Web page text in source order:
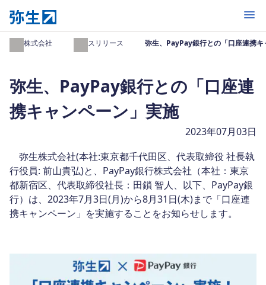
開く
弥生株式会社 プレスリリース 弥生、PayPay銀行との「口座連携キ
弥生、PayPay銀行との「口座連
携キャンペーン」実施
2023年07月03日
弥生株式会社(本社:東京都千代田区、代表取締役 社長執
行役員: 前山貴弘)と、PayPay銀行株式会社（本社：東京
都新宿区、代表取締役社長：田鎖 智人、以下、PayPay銀
行）は、2023年7月3日(月)から8月31日(木)まで「口座連
携キャンペーン」を実施することをお知らせします。